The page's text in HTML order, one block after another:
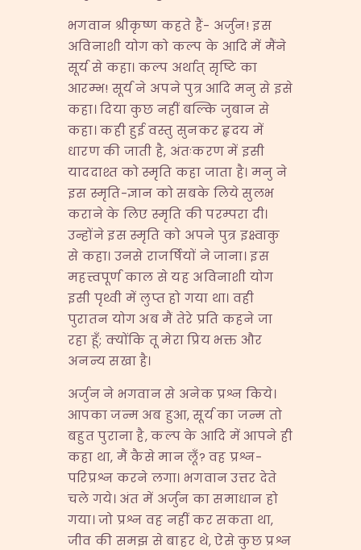
भगवान श्रीकृष्ण कहते हैं- अर्जुन! इस
अविनाशी योग को कल्प के आदि में मैंने
सूर्य से कहा। कल्प अर्थात् सृष्टि का
आरम्भ! सूर्य ने अपने पुत्र आदि मनु से इसे
कहा। दिया कुछ नहीं बल्कि जुबान से
कहा। कही हुई वस्तु सुनकर हृदय में
धारण की जाती है, अंतःकरण में इसी
याददाश्त को स्मृति कहा जाता है। मनु ने
इस स्मृति-ज्ञान को सबके लिये सुलभ
कराने के लिए स्मृति की परम्परा दी।
उन्होंने इस स्मृति को अपने पुत्र इक्ष्वाकु
से कहा। उनसे राजर्षियों ने जाना। इस
महत्त्वपूर्ण काल से यह अविनाशी योग
इसी पृथ्वी में लुप्त हो गया था। वही
पुरातन योग अब मैं तेरे प्रति कहने जा
रहा हूँ; क्योंकि तू मेरा प्रिय भक्त और
अनन्य सखा है।
अर्जुन ने भगवान से अनेक प्रश्न किये।
आपका जन्म अब हुआ, सूर्य का जन्म तो
बहुत पुराना है, कल्प के आदि में आपने ही
कहा था, मैं कैसे मान लूँ? वह प्रश्न-
परिप्रश्न करने लगा। भगवान उत्तर देते
चले गये। अंत में अर्जुन का समाधान हो
गया। जो प्रश्न वह नहीं कर सकता था,
जीव की समझ से बाहर थे, ऐसे कुछ प्रश्न